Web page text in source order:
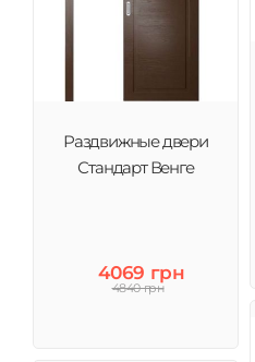
Раздвижные двери
Стандарт Венге
4069 грн
4840 грн